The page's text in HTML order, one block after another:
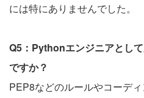
には特にありませんでした。
Q5：Pythonエンジニアとし
ですか？
PEP8などのルールやコーデ